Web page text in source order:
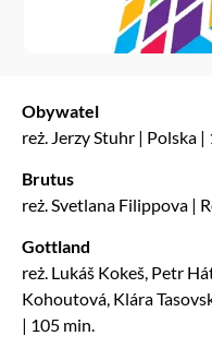
Obywatel
reż. Jerzy Stuhr | Polska |
Brutus
reż. Svetlana Filippova |
Gottland
reż. Lukáš Kokeš, Petr
Kohoutová, Klára
| 105 min.